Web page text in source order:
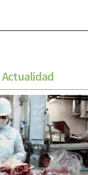
Actualidad